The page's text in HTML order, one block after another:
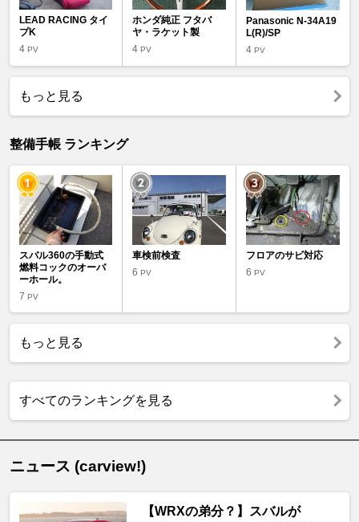
LEAD RACING タイ
プK
4 PV
ホンダ純正 フタバ
ヤ・ラケット製
4PV
Panasonic N-34A19
L(R)/SP
4 PV
もっと見る
整備手帳 ランキング
スバル360の手動式
燃料コックのオーバ
ーホール。
7 PV
車検前検査
6PV
フロアのサビ対応
6 PV
もっと見る
すべてのランキングを見る
ニュース (carview!)
【WRXの弟分？】スバルが